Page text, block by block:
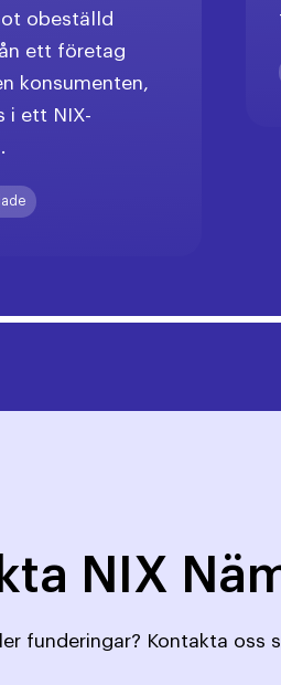
obeställd
ett företag
konsumenten,
i ett NIX-
NIX
funderingar? Kontakta oss